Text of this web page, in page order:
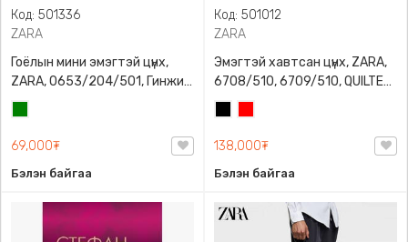
Код: 501336
ZARA
Гоёлын мини эмэгтэй цүнх,
ZARA, 0653/204/501, Гинжин
оосортой, Дотроо тольтой
69,000₮
Бэлэн байгаа
Код: 501012
ZARA
Эмэгтэй хавтсан цүнх, ZARA,
6708/510, 6709/510, QUILTED
CLUTCH BAGDETAILS, Лакан,
Гинжин оосортой
138,000₮
Бэлэн байгаа